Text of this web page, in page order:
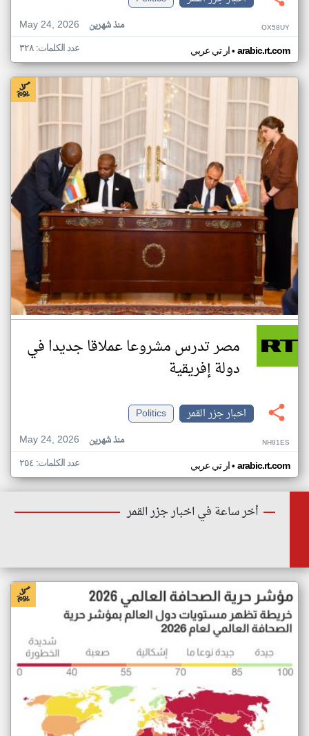
May 24, 2026
منذ شهرين OX58UY
ار تي عربي• arabic.rt.com عدد الكلمات: ٣٢٨
مصر تدرس مشروعا عملاقا جديدا في
دولة إفريقية
اخبار جزر القمر
Politics
May 24, 2026
منذ شهرين NH91ES
ار تي عربي• arabic.rt.com عدد الكلمات: ٢٥٤
أخر ساعة في اخبار جزر القمر